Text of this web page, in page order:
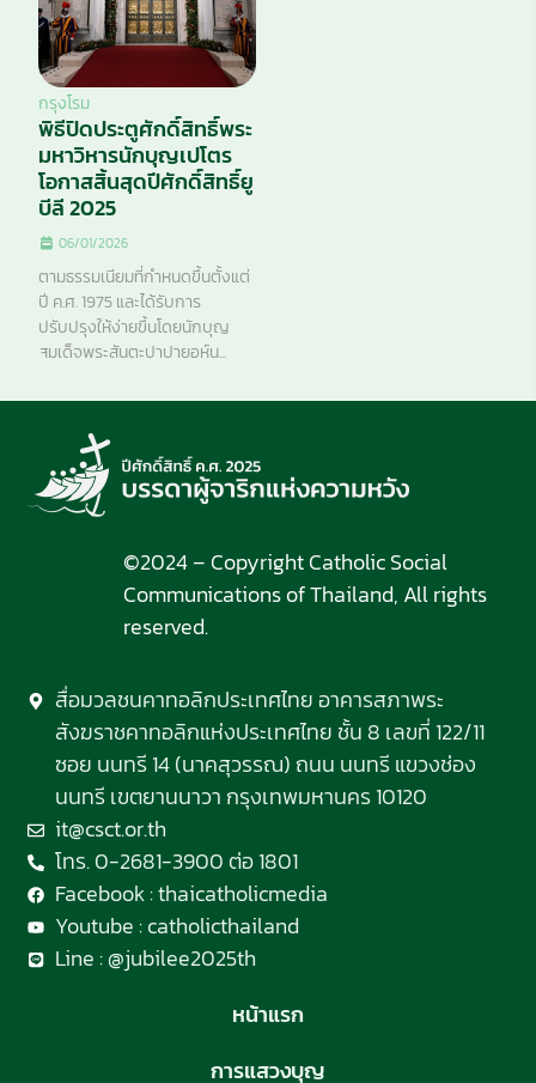
กรุงโรม
พิธีปิดประตูศักดิ์สิทธิ์พระ
มหาวิหารนักบุญเปโตร
โอกาสสิ้นสุดปีศักดิ์สิทธิ์ยู
บีลี 2025
06/01/2026
ตามธรรมเนียมที่กำหนดขึ้นตั้งแต่
ปี ค.ศ. 1975 และได้รับการ
ปรับปรุงให้ง่ายขึ้นโดยนักบุญ
สมเด็จพระสันตะปาปายอห์น...
©2024 – Copyright Catholic Social
Communications of Thailand, All rights
reserved.
สื่อมวลชนคาทอลิกประเทศไทย อาคารสภาพระ
สังฆราชคาทอลิกแห่งประเทศไทย ชั้น 8 เลขที่ 122/11
ซอย นนทรี 14 (นาคสุวรรณ) ถนน นนทรี แขวงช่อง
นนทรี เขตยานนาวา กรุงเทพมหานคร 10120
it@csct.or.th
โทร. 0-2681-3900 ต่อ 1801
Facebook : thaicatholicmedia
Youtube : catholicthailand
Line : @jubilee2025th
หน้าแรก
การแสวงบุญ